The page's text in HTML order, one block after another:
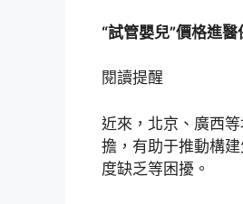
“試管嬰兒”價格進
閱讀提醒
近來，北京、廣西
擔，有助于推動構
度缺乏等困擾。